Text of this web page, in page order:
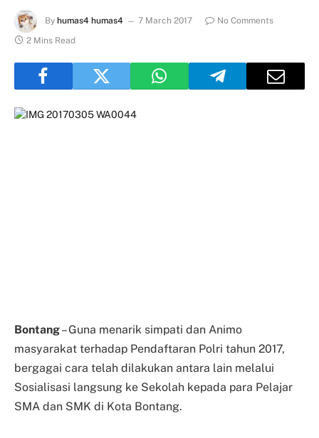
By humas4 humas4 7 March 2017
No Comments
2 Mins Read
Bontang– Guna menarik simpati dan Animo
masyarakat terhadap Pendaftaran Polri tahun 2017,
bergagai cara telah dilakukan antara lain melalui
Sosialisasi langsung ke Sekolah kepada para Pelajar
SMA dan SMK di Kota Bontang.